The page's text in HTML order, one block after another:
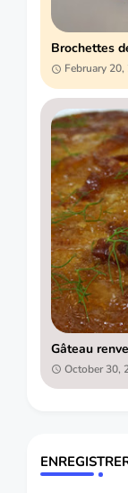
Brochettes
February
Gâteau
October 30,